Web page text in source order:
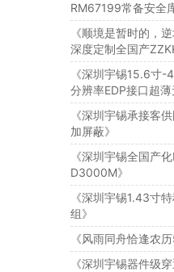
RM67199常备安全
《顺境是暂时的，
深度定制全国产
《深圳宇锡15.6
分辨率EDP接口超
《深圳宇锡承接客
加屏蔽》
《深圳宇锡全国产
D3000M》
《深圳宇锡1.43寸
组》
《风雨同舟恰逢农历
《深圳宇锡器件级